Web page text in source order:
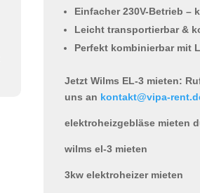
Einfacher 230V-Betrieb –
Leicht transportierbar &
Perfekt kombinierbar mit
Jetzt Wilms EL-3 mieten:
uns an kontakt@vipa-
elektroheizgebläse mieten
wilms el-3 mieten
3kw elektroheizer mieten